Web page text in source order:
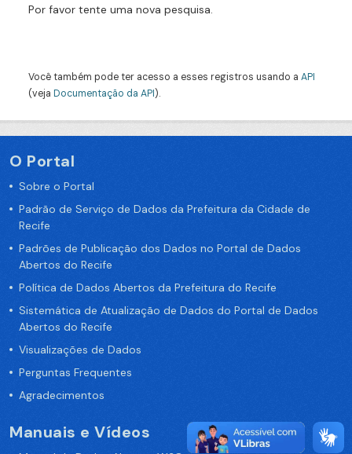
Por favor tente uma nova pesquisa.
Você também pode ter acesso a esses registros usando a API
(veja Documentação da API).
O Portal
Sobre o Portal
Padrão de Serviço de Dados da Prefeitura da Cidade de
Recife
Padrões de Publicação dos Dados no Portal de Dados
Abertos do Recife
Política de Dados Abertos da Prefeitura do Recife
Sistemática de Atualização de Dados do Portal de Dados
Abertos do Recife
Visualizações de Dados
Perguntas Frequentes
Agradecimentos
Manuais e Vídeos